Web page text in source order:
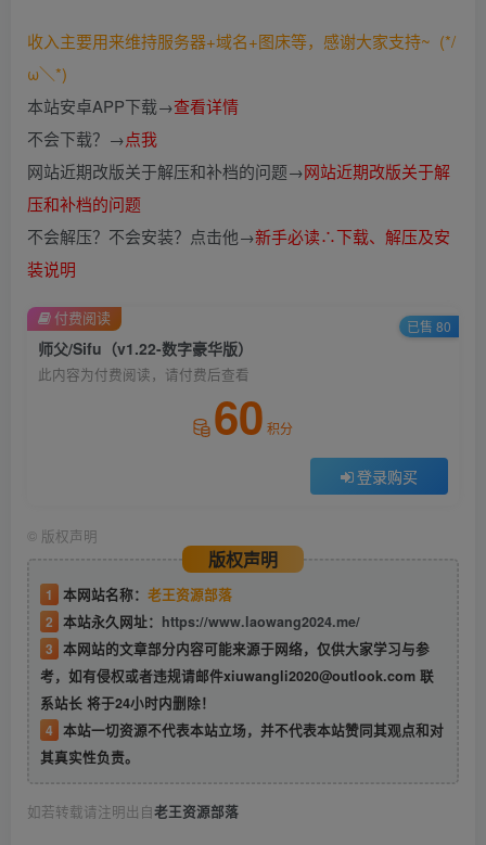
收入主要用来维持服务器+域名+图床等，感谢大家支持~ (*/
ω＼*)
本站安卓APP下载→查看详情
不会下载？→点我
网站近期改版关于解压和补档的问题→网站近期改版关于解
压和补档的问题
不会解压？不会安装？点击他→新手必读∴下载、解压及安
装说明
师父/Sifu（v1.22-数字豪华版）
此内容为付费阅读，请付费后查看
60 积分
登录购买
付费阅读 已售 80
© 版权声明
版权声明
1 本网站名称： 老王资源部落
2 本站永久网址： https://www.laowang2024.me/
3 本网站的文章部分内容可能来源于网络，仅供大家学习与参
考，如有侵权或者违规请邮件xiuwangli2020@outlook.com 联
系站长 将于24小时内删除！
4 本站一切资源不代表本站立场，并不代表本站赞同其观点和对
其真实性负责。
如若转载请注明出自老王资源部落